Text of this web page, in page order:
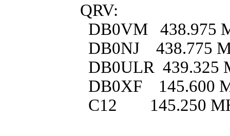
QRV:
DB0VM 438.975
DB0NJ 438.775
DB0ULR 439.325
DB0XF 145.600
C12 145.250